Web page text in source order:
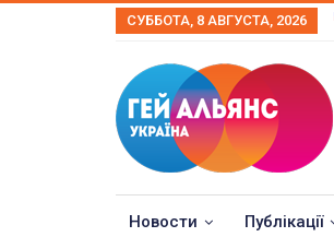
СУББОТА, 8 АВГУСТА, 2026
Новости Публікації